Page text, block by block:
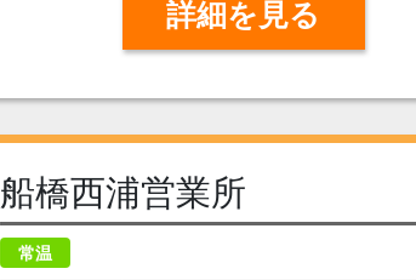
詳細を見る
船橋西浦営業所
常温